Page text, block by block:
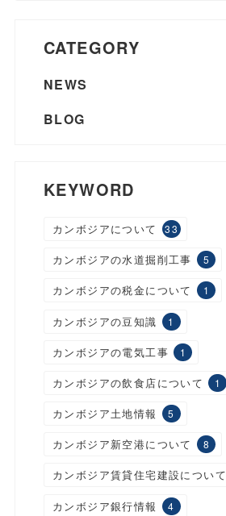
CATEGORY
NEWS
BLOG
KEYWORD
カンボジアについて 33
カンボジアの水道掘削工事 5
カンボジアの税金について 1
カンボジアの豆知識 1
カンボジアの電気工事 1
カンボジアの飲食店について 1
カンボジア土地情報 5
カンボジア新空港について 8
カンボジア賃貸住宅建設について
カンボジア銀行情報 4